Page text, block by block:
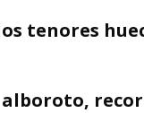
tenores